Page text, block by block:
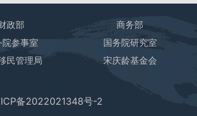
政部 商务部
院参事室 国务院研究室
民管理局 宋庆龄基金会
备2022021348号-2